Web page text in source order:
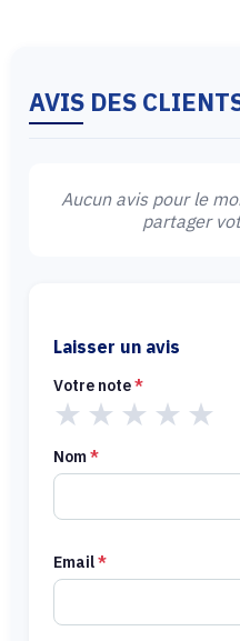
AVIS DES
Aucun avis pour le
partager
Laisser un avis
Votre note*
★ ★ ★ ★ ★
Nom*
Email*